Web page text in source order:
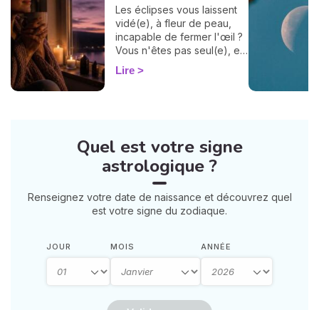
Les éclipses vous laissent
vidé(e), à fleur de peau,
incapable de fermer l'œil ?
Vous n'êtes pas seul(e), et
surtout : ça se traverse en
douceur. Voici 7 gestes
intérieur. 🛡️🌒
Lire
Quel est votre signe
astrologique ?
Renseignez votre date de naissance et découvrez quel
est votre signe du zodiaque.
JOUR MOIS ANNÉE